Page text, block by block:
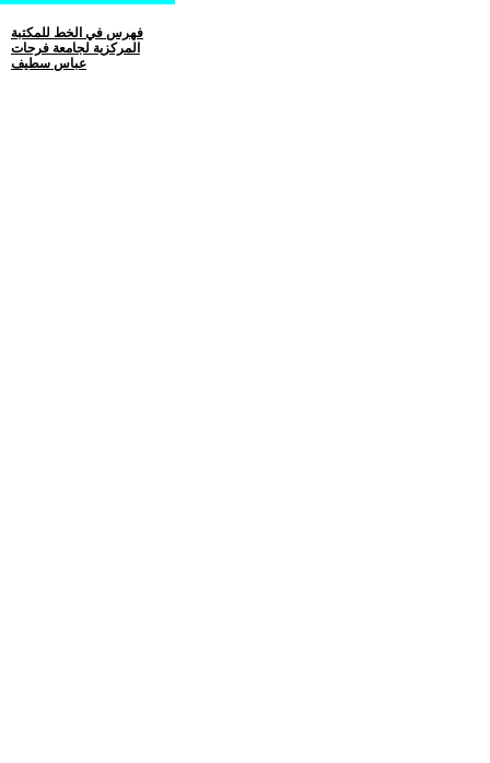
فهرس في الخط للمكتبة
المركزية لجامعة فرحات
عباس سطيف